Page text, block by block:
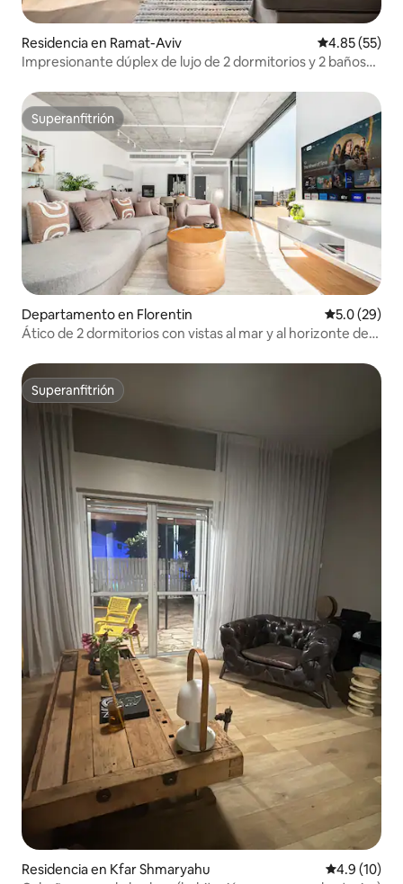
Residencia en Ramat-Aviv Calificación
4.85 (55)
Impresionante dúplex de lujo de 2 dormitorios y 2 baños
Superanfitrión
Superanfitrión
Departamento en Florentin Calificación
5.0 (29)
Ático de 2 dormitorios con vistas al mar y al horizonte de
Superanfitrión
Superanfitrión
Residencia en Kfar Shmaryahu Calificación
4.9 (10)